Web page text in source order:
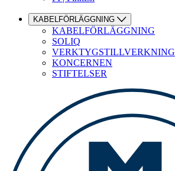
KABELFÖRLÄGGNING
KABELFÖRLÄGGNING
SOLIQ
VERKTYGSTILLVERKNING
KONCERNEN
STIFTELSER